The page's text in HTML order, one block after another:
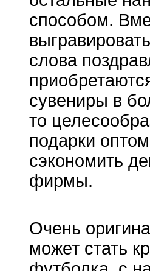
способом.
слова
сувениры в
то
подарки
сэкономить
фирмы.
Очень
может стать